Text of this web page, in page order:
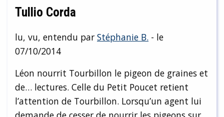
Tullio Corda
lu, vu, entendu par Stéphanie B. - le
07/10/2014
Léon nourrit Tourbillon le pigeon de graines et
de… lectures. Celle du Petit Poucet retient
l’attention de Tourbillon. Lorsqu’un agent lui